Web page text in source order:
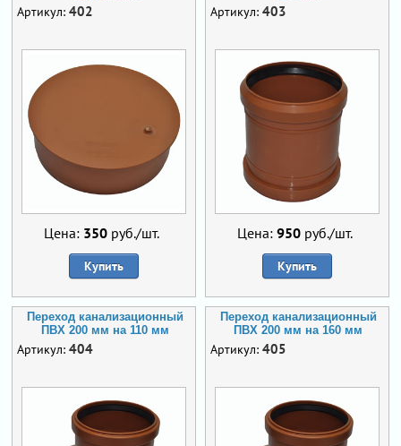
Артикул: 402
Цена: 350 руб./шт.
Купить
Артикул: 403
Цена: 950 руб./шт.
Купить
Переход канализационный
ПВХ 200 мм на 110 мм
Артикул: 404
Переход канализационный
ПВХ 200 мм на 160 мм
Артикул: 405